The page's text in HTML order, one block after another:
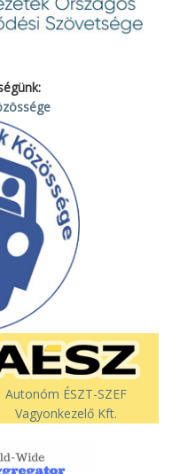
Autonóm ÉSZT-SZEF
Vagyonkezelő Kft.